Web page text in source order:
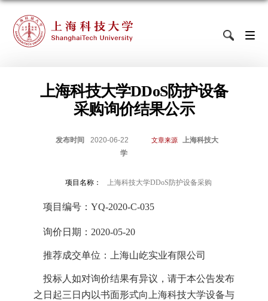
上海科技大学DDoS防护设备
采购询价结果公示
发布时间 2020-06-22 文章来源
上海科技大
学
项目名称： 上海科技大学DDoS防护设备采购
项目编号： YQ-2020-C-035
询价日期： 2020-05-20
推荐成交单位：上海山屹实业有限公司
投标人如对询价结果有异议，请于本公告发布
之日起三日内以书面形式向上海科技大学设备与